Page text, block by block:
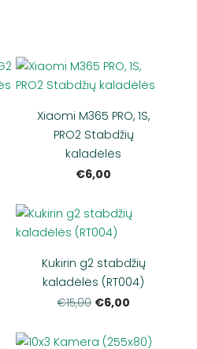
Xiaomi M365 PRO, 1S,
PRO2 Stabdžių
kaladėlės
€6,00
Kukirin g2 stabdžių
kaladėlės (RT004)
€15,00 €6,00